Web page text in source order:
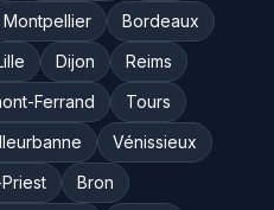
Montpellier
Bordeaux
Dijon
Reims
Ferrand
Tours
Vénissieux
Bron